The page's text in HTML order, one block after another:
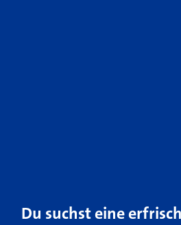
Du suchst eine